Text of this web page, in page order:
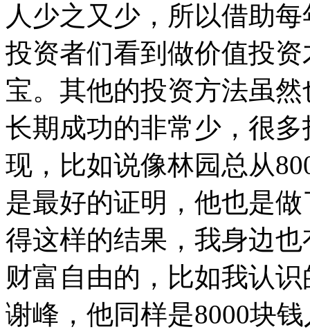
人少之又少，所以借助
投资者们看到做价值投
宝。其他的投资方法虽
长期成功的非常少，很
现，比如说像林园总从
是最好的证明，他也是
得这样的结果，我身边
财富自由的，比如我认
谢峰，他同样是8000块